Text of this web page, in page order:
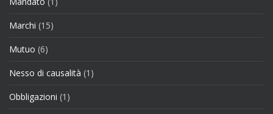
Marchi (15)
Mutuo (6)
Nesso di causalità (1)
Obbligazioni (1)